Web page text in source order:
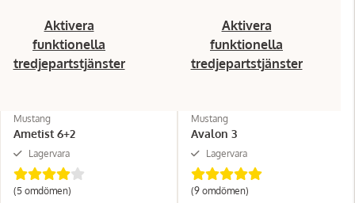
Aktivera
funktionella
tredjepartstjänster
Mustang
Ametist 6+2
Lagervara
(5 omdömen)
Aktivera
funktionella
tredjepartstjänster
Mustang
Avalon 3
Lagervara
(9 omdömen)